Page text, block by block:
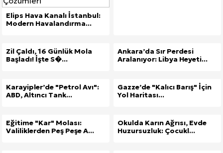
Elips Hava Kanalı İstanbul:
Modern Havalandırma...
Zil Çaldı, 16 Günlük Mola
Başladı! İşte S�...
Ankara’da Sır Perdesi
Aralanıyor: Libya Heyeti...
Karayipler’de "Petrol Avı":
ABD, Altıncı Tank...
Gazze’de "Kalıcı Barış" İçin
Yol Haritası...
Eğitime "Kar" Molası:
Valiliklerden Peş Peşe A...
Okulda Karın Ağrısı, Evde
Huzursuzluk: Çocukl...